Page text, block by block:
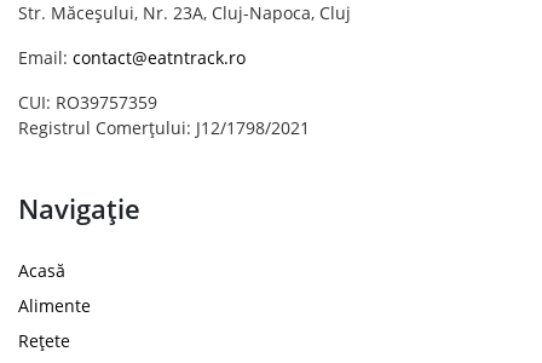
Str. Măceșului, Nr. 23A, Cluj-Napoca, Cluj
Email: contact@eatntrack.ro
CUI: RO39757359
Registrul Comerțului: J12/1798/2021
Navigație
Acasă
Alimente
Rețete